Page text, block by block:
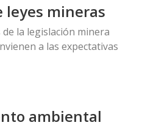
leyes mineras
la legislación minera
a las expectativas
ambiental